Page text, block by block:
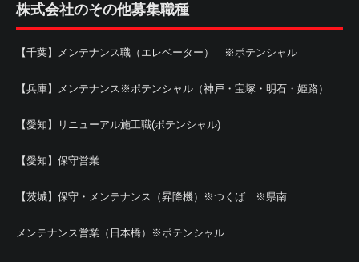
株式会社のその他募集職種
【千葉】メンテナンス職（エレベーター） ※ポテンシャル
【兵庫】メンテナンス※ポテンシャル（神戸・宝塚・明石・姫路）
【愛知】リニューアル施工職(ポテンシャル)
【愛知】保守営業
【茨城】保守・メンテナンス（昇降機）※つくば ※県南
メンテナンス営業（日本橋）※ポテンシャル